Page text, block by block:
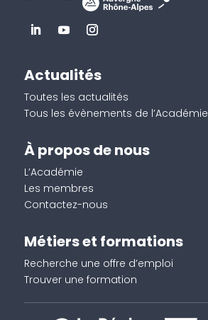
Actualités
Toutes les actualités
Tous les évènements de l’Académie
À propos de nous
L’Académie
Les membres
Contactez-nous
Métiers et formations
Recherche une offre d’emploi
Trouver une formation